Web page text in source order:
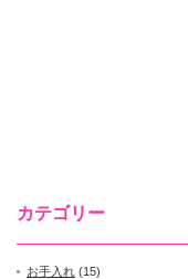
カテゴリー
お手入れ (15)